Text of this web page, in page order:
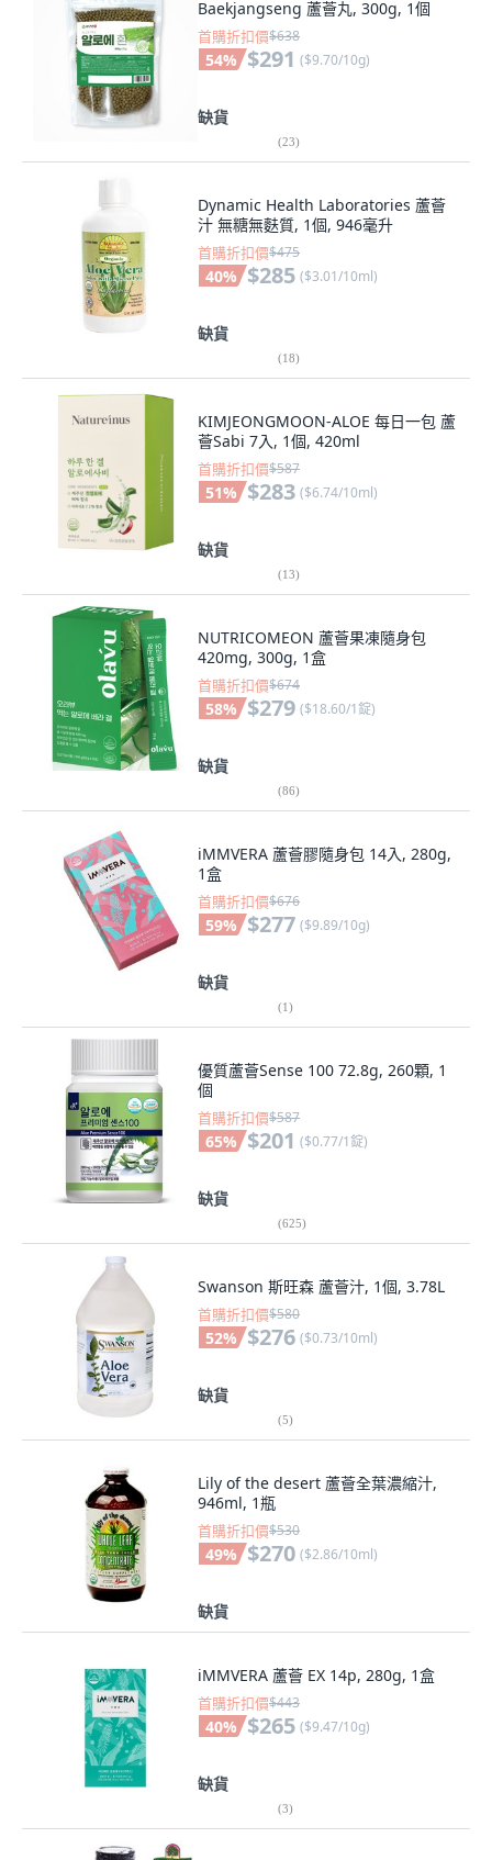
Baekjangseng 蘆薈丸, 300g, 1個
首購折扣價$638
54% $291 ($9.70/10g)
缺貨
(23)
Dynamic Health Laboratories 蘆薈
汁 無糖無麩質, 1個, 946毫升
首購折扣價$475
40% $285 ($3.01/10ml)
缺貨
(18)
KIMJEONGMOON-ALOE 每日一包 蘆
薈Sabi 7入, 1個, 420ml
首購折扣價$587
51% $283 ($6.74/10ml)
缺貨
(13)
NUTRICOMEON 蘆薈果凍隨身包
420mg, 300g, 1盒
首購折扣價$674
58% $279 ($18.60/1錠)
缺貨
(86)
iMMVERA 蘆薈膠隨身包 14入, 280g,
1盒
首購折扣價$676
59% $277 ($9.89/10g)
缺貨
(1)
優質蘆薈Sense 100 72.8g, 260顆, 1
個
首購折扣價$587
65% $201 ($0.77/1錠)
缺貨
(625)
Swanson 斯旺森 蘆薈汁, 1個, 3.78L
首購折扣價$580
52% $276 ($0.73/10ml)
缺貨
(5)
Lily of the desert 蘆薈全葉濃縮汁,
946ml, 1瓶
首購折扣價$530
49% $270 ($2.86/10ml)
缺貨
iMMVERA 蘆薈 EX 14p, 280g, 1盒
首購折扣價$443
40% $265 ($9.47/10g)
缺貨
(3)